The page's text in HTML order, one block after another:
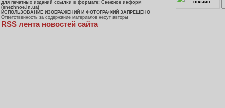
для печатных изданий ссылки в формате: Снежное информ
(snezhnoe.in.ua)
ИСПОЛЬЗОВАНИЕ ИЗОБРАЖЕНИЙ И ФОТОГРАФИЙ ЗАПРЕЩЕНО
Ответственность за содержание материалов несут авторы
RSS лента новостей сайта